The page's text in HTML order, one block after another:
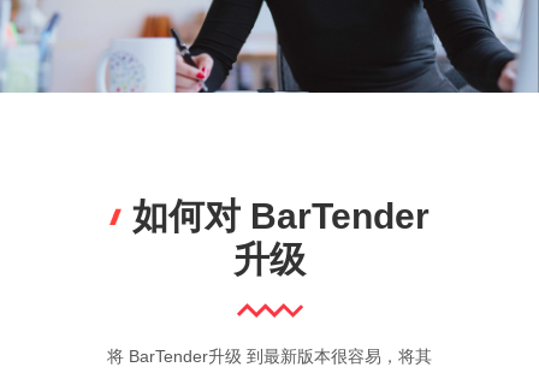
如何对 BarTender
升级
将 BarTender升级 到最新版本很容易，将其